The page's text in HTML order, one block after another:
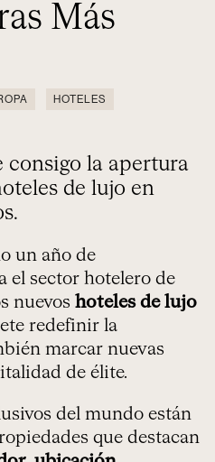
Más
HOTELES
de lujo en
un año de
el sector hotelero de
nuevos hoteles de lujo
redefinir la
marcar nuevas
de élite.
del mundo están
que destacan